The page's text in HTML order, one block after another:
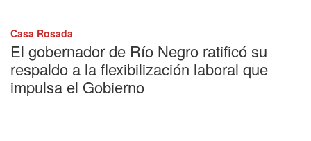
Casa Rosada
El gobernador de Río Negro ratificó su
respaldo a la flexibilización laboral que
impulsa el Gobierno